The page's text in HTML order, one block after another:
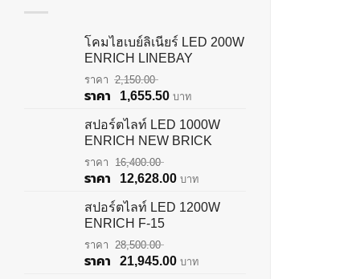
โคมไฮเบย์ลิเนียร์ LED 200W
ENRICH LINEBAY
2,150.00
Original
was:
฿2,150.00.
1,655.50Current
is:
฿1,655.50.
บาท
สปอร์ตไลท์ LED 1000W
ENRICH NEW BRICK
16,400.00
Original
was:
฿16,400.00.
12,628.00Current
is:
บาท
สปอร์ตไลท์ LED 1200W
ENRICH F-15
28,500.00
Original21,945.00Current
บาท